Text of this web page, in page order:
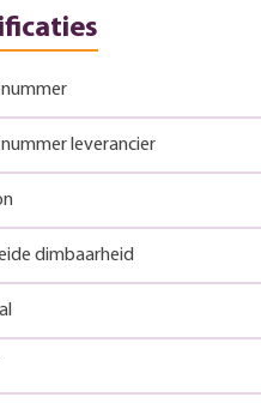
leverancier
dimbaarheid